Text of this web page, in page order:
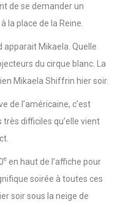
de se demander un
la place de la Reine.
apparait Mikaela. Quelle
du cirque blanc. La
Mikaela Shiffrin hier soir.
de l’américaine, c’est
difficiles qu’elle vient
e en haut de l’affiche pour
soirée à toutes ces
soir sous la neige de